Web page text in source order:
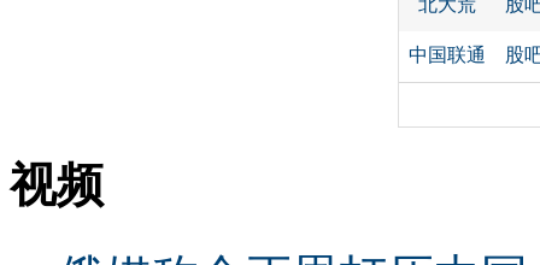
北大荒 股
中国联通 股
视频